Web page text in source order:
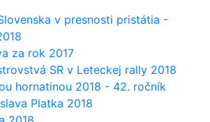
v presnosti pristátia -
za rok 2017
SR v Leteckej rally 2018
hornatinou 2018 - 42. ročník
Platka 2018